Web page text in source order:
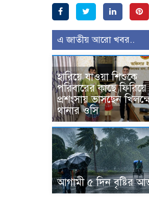
এ জাতীয় আরো খবর..
হারিয়ে যাওয়া শিশুকে
পরিবারের কাছে ফিরিয়ে
প্রশংসায় ভাসছেন
থানার ওসি
আগামী ৫ দিন বৃষ্টির